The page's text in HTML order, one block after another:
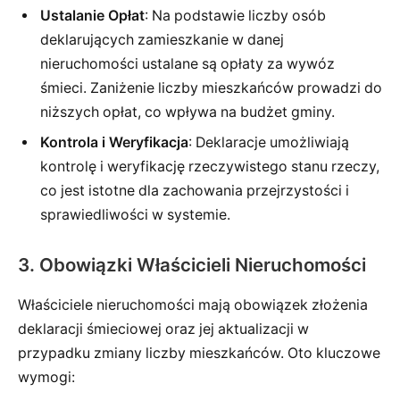
Ustalanie Opłat: Na podstawie liczby osób
deklarujących zamieszkanie w danej
nieruchomości ustalane są opłaty za wywóz
śmieci. Zaniżenie liczby mieszkańców prowadzi do
niższych opłat, co wpływa na budżet gminy.
Kontrola i Weryfikacja: Deklaracje umożliwiają
kontrolę i weryfikację rzeczywistego stanu rzeczy,
co jest istotne dla zachowania przejrzystości i
sprawiedliwości w systemie.
3. Obowiązki Właścicieli Nieruchomości
Właściciele nieruchomości mają obowiązek złożenia
deklaracji śmieciowej oraz jej aktualizacji w
przypadku zmiany liczby mieszkańców. Oto kluczowe
wymogi: